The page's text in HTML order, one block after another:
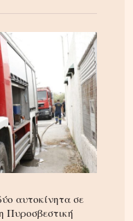
αυτοκίνητα σε
Πυροσβεστική